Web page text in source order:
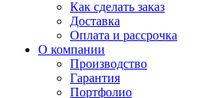
Как сделать заказ
Доставка
Оплата и рассрочка
О компании
Производство
Гарантия
Портфолио